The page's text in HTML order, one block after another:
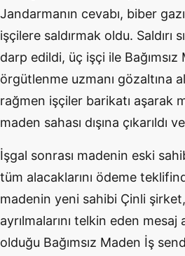
Jandarmanın cevabı, biber
işçilere saldırmak oldu. Saldırı
darp edildi, üç işçi ile Bağımsız
örgütlenme uzmanı gözaltına
rağmen işçiler barikatı aşarak
maden sahası dışına çıkarıldı
İşgal sonrası madenin eski
tüm alacaklarını ödeme
madenin yeni sahibi Çinli
ayrılmalarını telkin eden
olduğu Bağımsız Maden İş